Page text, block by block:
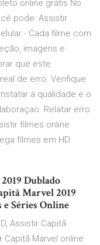
online grátis No
pode: Assistir
- Cada filme com
imagens e
que este
de erro. Verifique
a qualidade e o
Relatar erro
filmes online
filmes em HD
Dublado
Marvel 2019
Séries Online
Assistir Capitã
Marvel online